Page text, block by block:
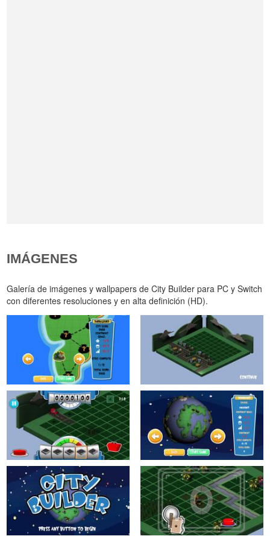
IMÁGENES
Galería de imágenes y wallpapers de City Builder para PC y Switch
con diferentes resoluciones y en alta definición (HD).